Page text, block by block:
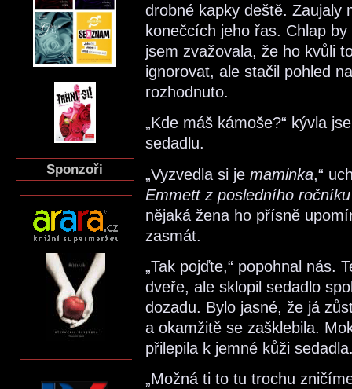
Sponzoři
drobné kapky deště. Zaujaly
konečcích jeho řas. Chlap
jsem zvažovala, že ho kvůli
ignorovat, ale stačil pohled
rozhodnuto.
„Kde máš kámoše?“ kývla
sedadlu.
„Vyzvedla si je maminka,“
Emmett z posledního ročníku
nějaká žena ho přísně
zasmát.
„Tak pojďte,“ popohnal nás.
dveře, ale sklopil sedadlo
dozadu. Bylo jasné, že já
a okamžitě se zašklebila.
přilepila k jemné kůži
„Možná ti to tu trochu